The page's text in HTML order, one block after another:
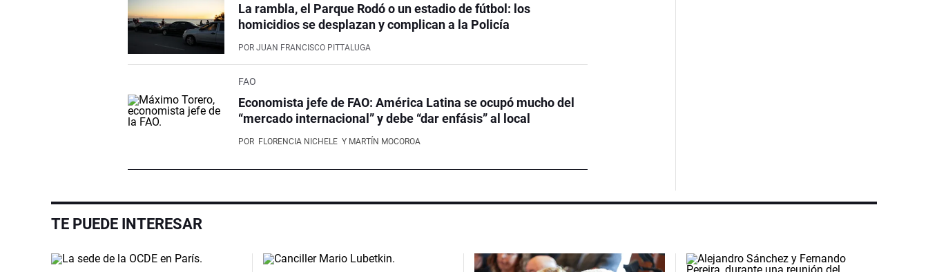
La rambla, el Parque Rodó o un estadio de fútbol: los
homicidios se desplazan y complican a la Policía
POR JUAN FRANCISCO PITTALUGA
FAO
Economista jefe de FAO: América Latina se ocupó mucho del
“mercado internacional” y debe “dar enfásis” al local
POR FLORENCIA NICHELE Y MARTÍN MOCOROA
TE PUEDE INTERESAR